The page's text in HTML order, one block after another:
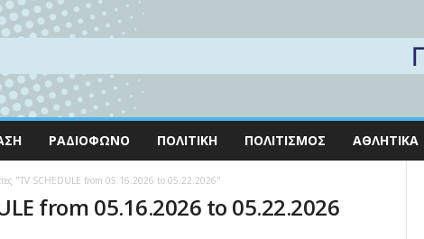
ΡΑΔΙΌΦΩΝΟ ΠΟΛΙΤΙΚΉ ΠΟΛΙΤΙΣΜΌΣ ΑΘΛΗΤΙΚΆ
"TV SCHEDULE from 05.16.2026 to 05.22.2026"
from 05.16.2026 to 05.22.2026